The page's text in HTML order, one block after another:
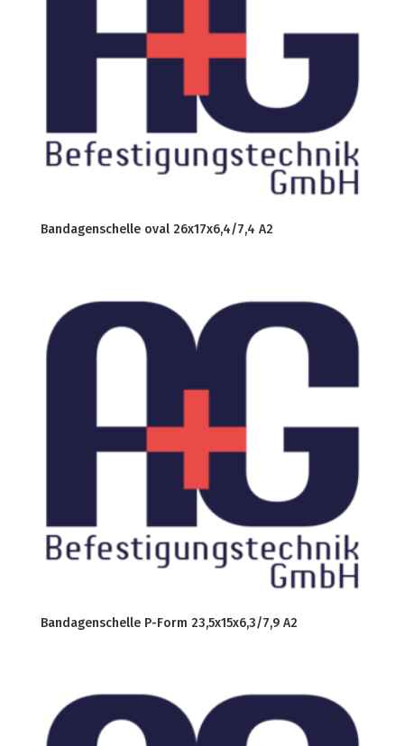
Bandagenschelle oval 26x17x6,4/7,4 A2
Bandagenschelle P-Form 23,5x15x6,3/7,9 A2